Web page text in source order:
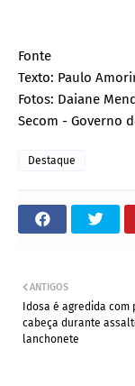
Fonte
Texto: Paulo
Fotos: Daiane
Secom - Governo
Destaque
ANTIGOS
Idosa é agredida com
cabeça durante
lanchonete